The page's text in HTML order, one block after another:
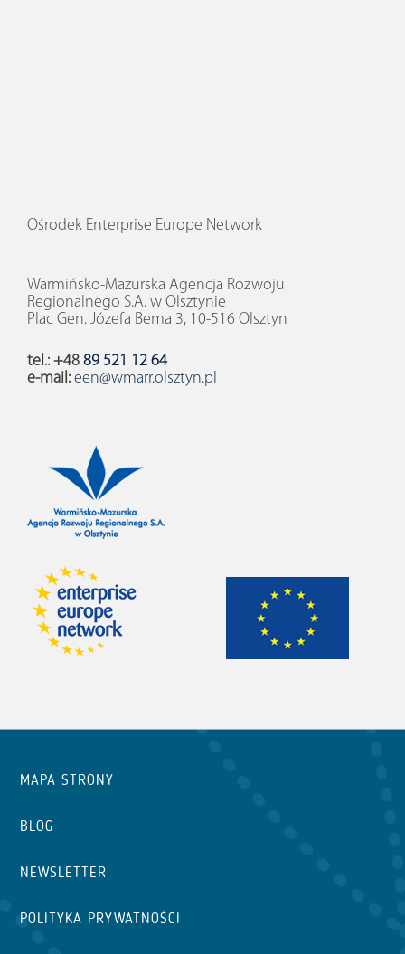
Ośrodek Enterprise Europe Network
Warmińsko-Mazurska Agencja Rozwoju
Regionalnego S.A. w Olsztynie
Plac Gen. Józefa Bema 3, 10-516 Olsztyn
tel.: +48 89 521 12 64
e-mail: een@wmarr.olsztyn.pl
MAPA STRONY
BLOG
NEWSLETTER
POLITYKA PRYWATNOŚCI